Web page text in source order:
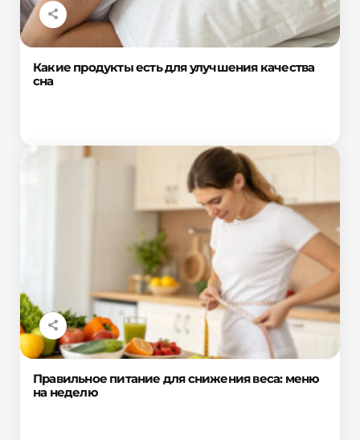
Какие продукты есть для улучшения качества
сна
Правильное питание для снижения веса: меню
на неделю